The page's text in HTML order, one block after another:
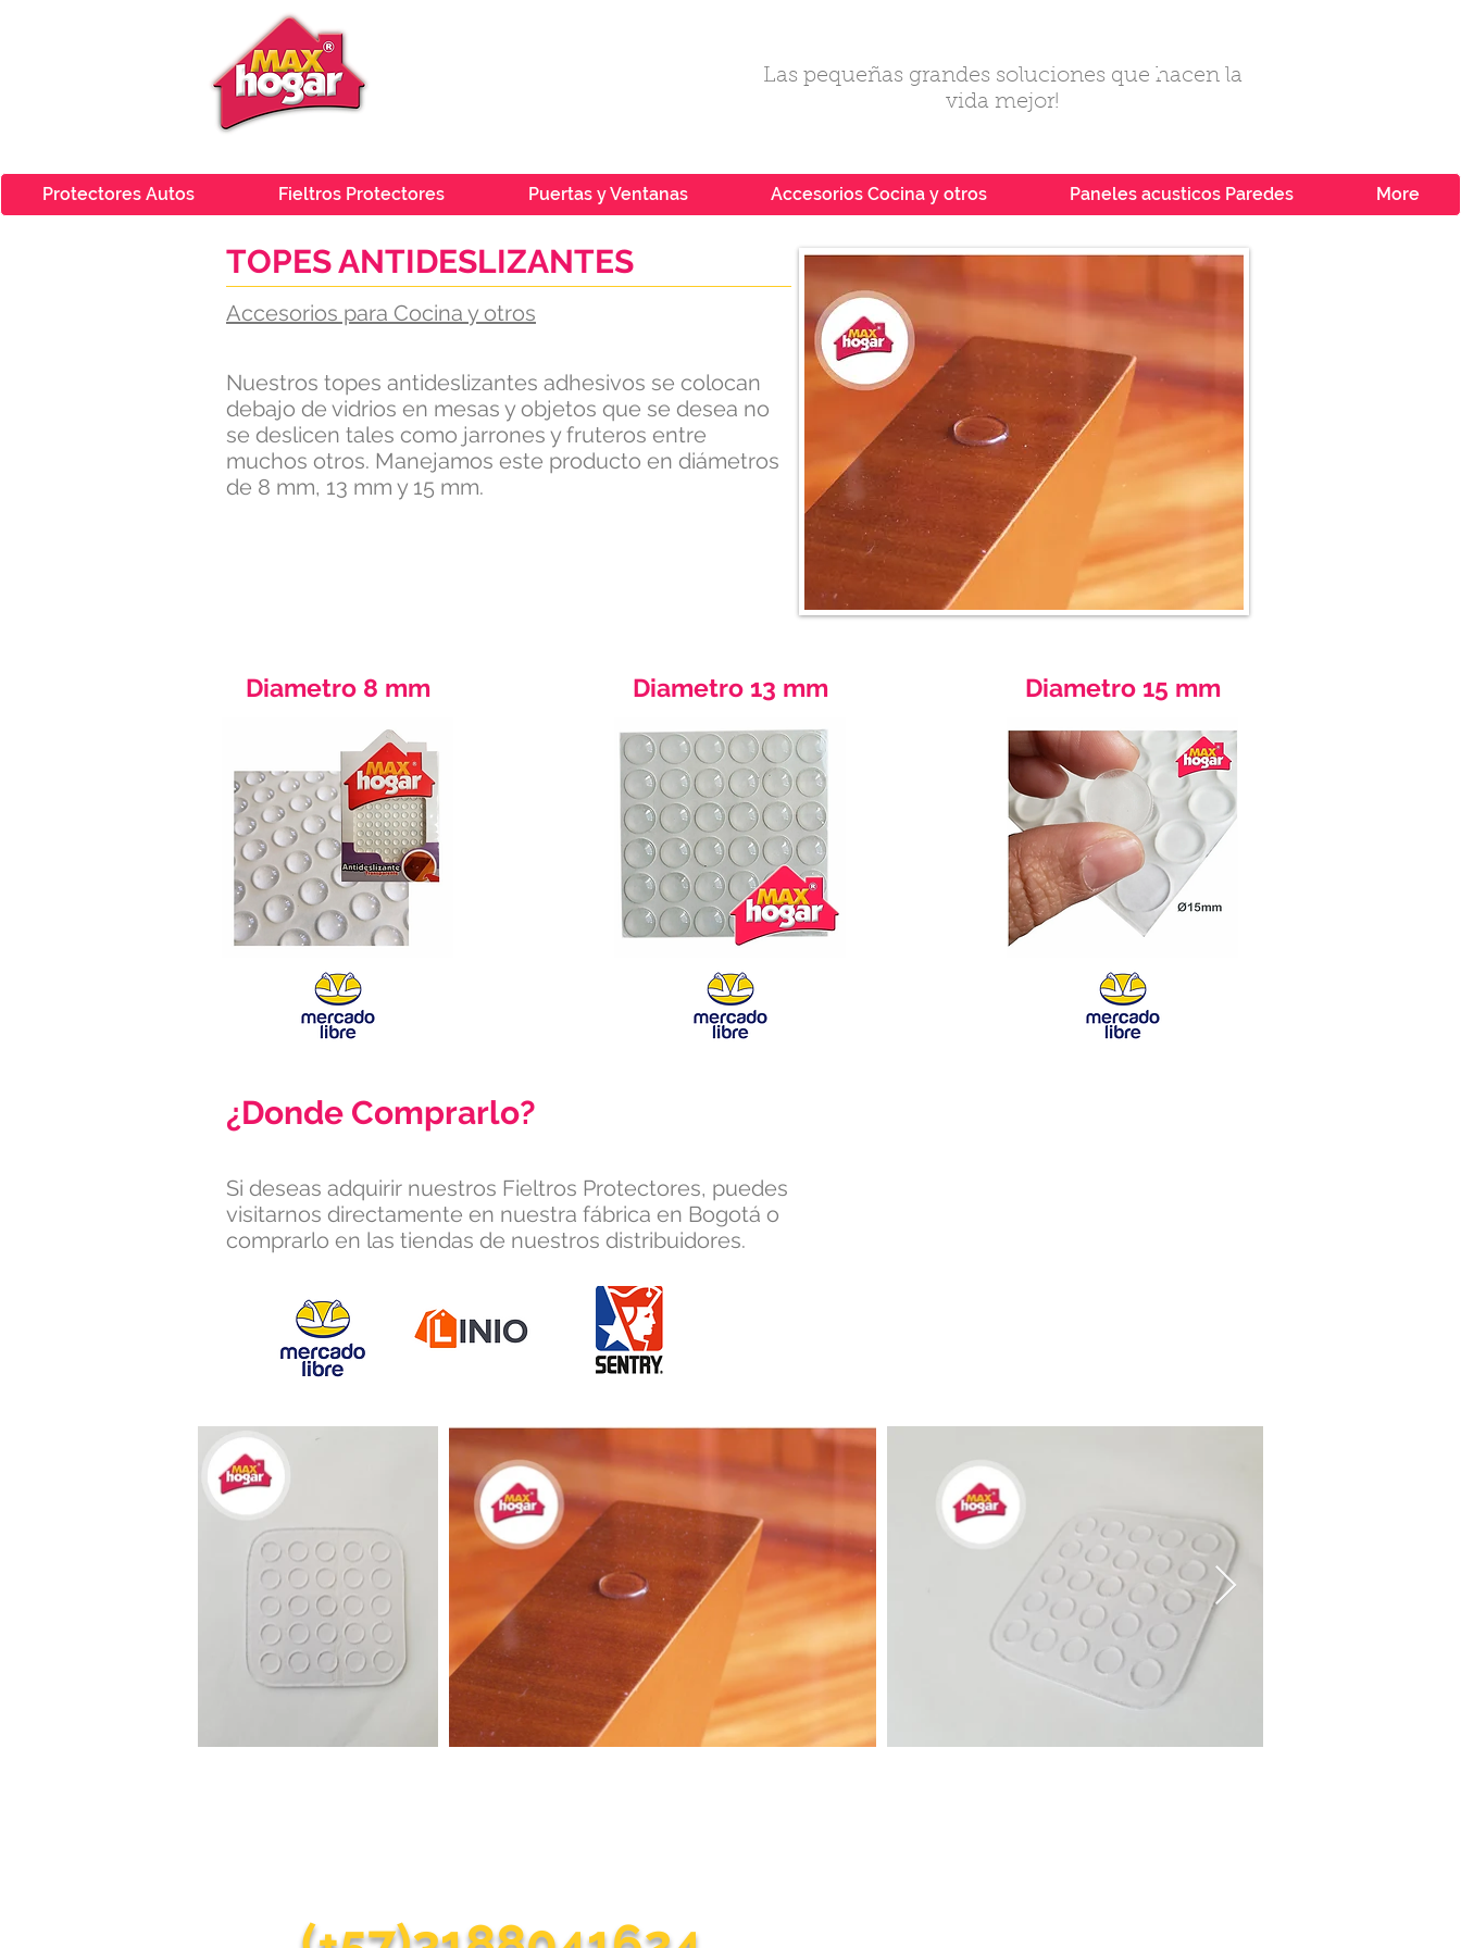
Las pequeñas grandes soluciones que hacen la
vida mejor!
Protectores Autos Fieltros Protectores Puertas y Ventanas Accesorios Cocina y otros Paneles acusticos Paredes More
TOPES ANTIDESLIZANTES
Accesorios para Cocina y otros
Nuestros topes antideslizantes adhesivos se colocan
debajo de vidrios en mesas y objetos que se desea no
se deslicen tales como jarrones y fruteros entre
muchos otros. Manejamos este producto en diámetros
de 8 mm, 13 mm y 15 mm.
Diametro 8 mm Diametro 13 mm Diametro 15 mm
¿Donde Comprarlo?
Si deseas adquirir nuestros Fieltros Protectores, puedes
visitarnos directamente en nuestra fábrica en Bogotá o
comprarlo en las tiendas de nuestros distribuidores.